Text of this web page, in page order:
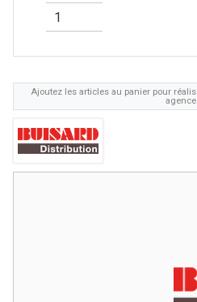
Ajoutez les articles au panier pour
agence